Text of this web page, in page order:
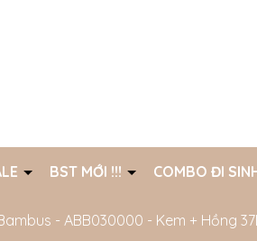
chờ đợi bạn
BST MỚI !!! COMBO ĐI
- ABB030000 - Kem + Hồng